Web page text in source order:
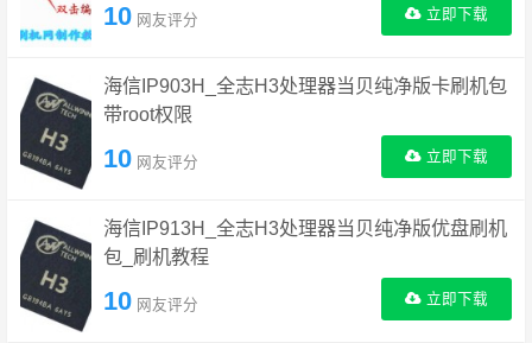
10 网友评分 立即下载
海信IP903H_全志H3处理器当贝纯净版卡刷机包
带root权限
10 网友评分 立即下载
海信IP913H_全志H3处理器当贝纯净版优盘刷机
包_刷机教程
10 网友评分 立即下载